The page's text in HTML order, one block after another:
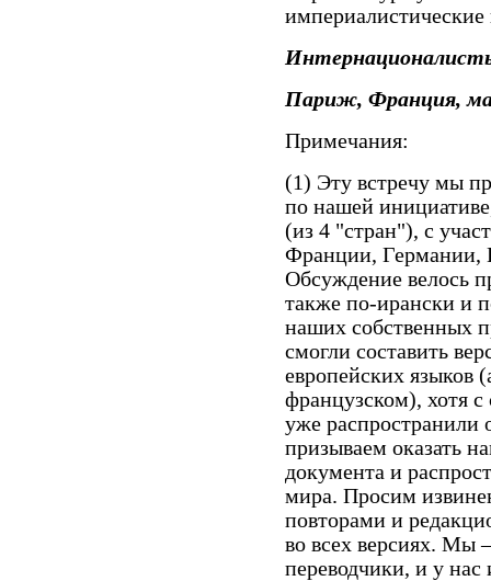
империалистические
Париж, Франция,
Примечания:
(1) Эту встречу мы
по нашей
(из 4 "стран"), с
Франции, Германии,
Обсуждение велось
также по-ирански и
наших собственных
смогли составить
европейских языков
французском), хотя
уже
призываем оказать
документа и
мира. Просим
повторами и
во всех версиях. Мы
переводчики, и у нас